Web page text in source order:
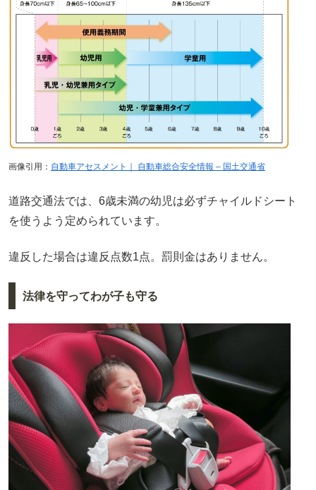
画像引用： 自動車アセスメント｜ 自動車総合安全情報 – 国土交通省
道路交通法では、6歳未満の幼児は必ずチャイルドシート
を使うよう定められています。
違反した場合は違反点数1点。罰則金はありません。
法律を守ってわが子も守る